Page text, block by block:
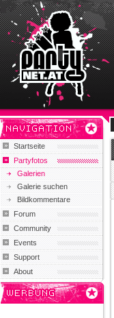
Startseite
Partyfotos
Galerien
Galerie suchen
Bildkommentare
Forum
Community
Events
Support
About